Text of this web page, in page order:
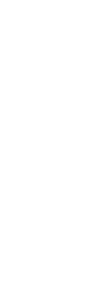
Nathan ist nun
Mädchen, das
ist, sondern auch
stammt, die im
müssen sie